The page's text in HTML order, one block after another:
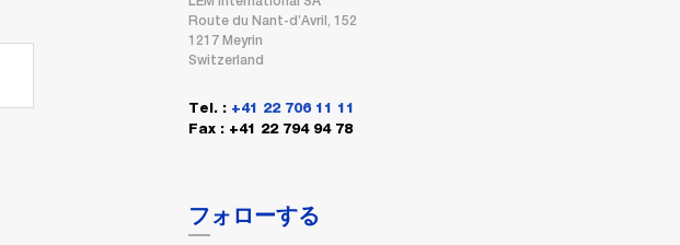
Route du Nant-d’Avril, 152
1217 Meyrin
Switzerland
Tel. : +41 22 706 11 11
Fax : +41 22 794 94 78
フォローする